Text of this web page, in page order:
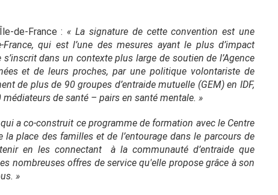
de-France : « La signature de cette convention est une
qui est l’une des mesures ayant le plus d’impact
dans un contexte plus large de soutien de l’Agence
et de leurs proches, par une politique volontariste de
de plus de 90 groupes d’entraide mutuelle (GEM) en IDF,
de santé – pairs en santé mentale. »
qui a co-construit ce programme de formation avec le Centre
place des familles et de l’entourage dans le parcours de
en les connectant à la communauté d’entraide que
nombreuses offres de service qu'elle propose grâce à son
»